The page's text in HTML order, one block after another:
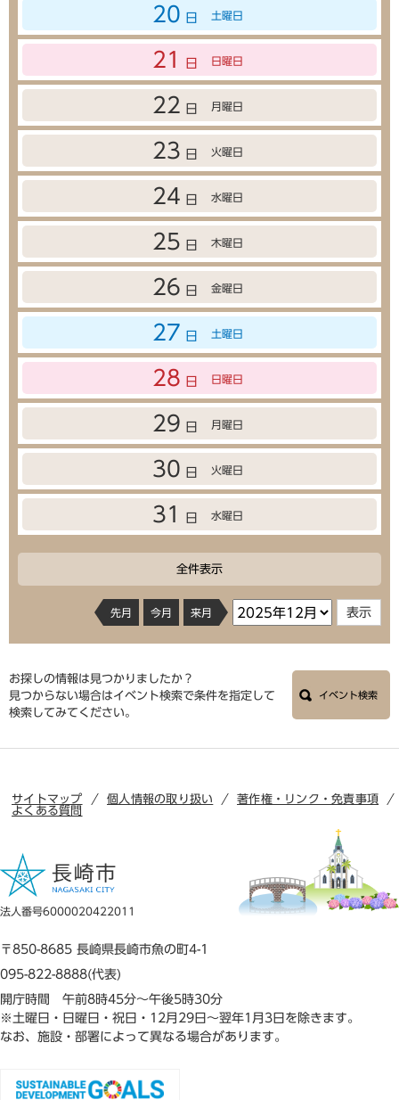
20 日 土曜日
21 日 日曜日
22 日 月曜日
23 日 火曜日
24 日 水曜日
25 日 木曜日
26 日 金曜日
27 日 土曜日
28 日 日曜日
29 日 月曜日
30 日 火曜日
31 日 水曜日
全件表示
先月 今月 来月
お探しの情報は見つかりましたか？
見つからない場合はイベント検索で条件を指定して
検索してみてください。
イベント検索
サイトマップ 個人情報の取り扱い
著作権・リンク・免責事項
よくある質問
法人番号6000020422011
〒850-8685 長崎県長崎市魚の町4-1
095-822-8888(代表)
開庁時間 午前8時45分～午後5時30分
※土曜日・日曜日・祝日・12月29日～翌年1月3日を除きます。
なお、施設・部署によって異なる場合があります。